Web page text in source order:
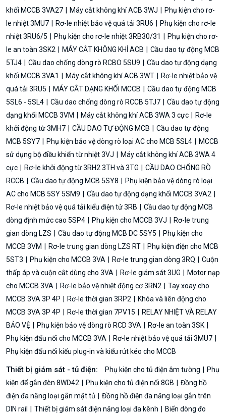
khối MCCB 3VA27
Máy cắt không khí ACB 3WJ
Phụ kiện cho rơ-
le nhiệt 3MU7
Rơ-le nhiệt bảo vệ quá tải 3RU6
Phụ kiện cho rơ-le
nhiệt 3RU6/5
Phụ kiện cho rơ-le nhiệt 3RB30/31
Phụ kiện cho rơ-
le an toàn 3SK2
MÁY CẮT KHÔNG KHÍ ACB
Cầu dao tự động MCB
5TJ4
Cầu dao chống dòng rò RCBO 5SU9
Cầu dao tự động dạng
khối MCCB 3VA1
Máy cắt không khí ACB 3WT
Rơ-le nhiệt bảo vệ
quá tải 3RU5
MÁY CẮT DẠNG KHỐI MCCB
Cầu dao tự động MCB
5SL6 - 5SL4
Cầu dao chống dòng rò RCCB 5TJ7
Cầu dao tự động
dạng khối MCCB 3VM
Máy cắt không khí ACB 3WA 3 cực
Rơ-le
khởi động từ 3MH7
CẦU DAO TỰ ĐỘNG MCB
Cầu dao tự động
MCB 5SY7
Phụ kiện bảo vệ dòng rò loại AC cho MCB 5SL4
MCCB
sử dụng bộ điều khiển từ nhiệt 3VJ
Máy cắt không khí ACB 3WA 4
cực
Rơ-le khởi động từ 3RH2 3TH và 3TG
CẦU DAO CHỐNG RÒ
RCCB
Cầu dao tự động MCB 5SY8
Phụ kiện bảo vệ dòng rò loại
AC cho MCB 5SY 5SM9
Cầu dao tự động dạng khối MCCB 3VA2
Rơ-le nhiệt bảo vệ quá tải kiểu điện tử 3RB
Cầu dao tự động MCB
dòng định mức cao 5SP4
Phụ kiện cho MCCB 3VJ
Rơ-le trung
gian dòng LZS
Cầu dao tự động MCB DC 5SY5
Phụ kiện cho
MCCB 3VM
Rơ-le trung gian dòng LZS RT
Phụ kiện điện cho MCB
5ST3
Phụ kiện cho MCCB 3VA Rơ-le trung gian dòng 3RQ
Cuộn
thấp áp và cuộn cắt dùng cho 3VA
Rơ-le giám sát 3UG
Motor nạp
cho MCCB 3VA
Rơ-le bảo vệ nhiệt động cơ 3RN2
Tay xoay cho
MCCB 3VA 3P 4P
Rơ-le thời gian 3RP2
Khóa và liên động cho
MCCB 3VA 3P 4P
Rơ-le thời gian 7PV15
RELAY NHIỆT VÀ RELAY
BẢO VỆ
Phụ kiện bảo vệ dòng rò RCD 3VA
Rơ-le an toàn 3SK
Phụ kiện đấu nối cho MCCB 3VA
Rơ-le nhiệt bảo vệ quá tải 3MU7
Phụ kiện đấu nối kiểu plug-in và kiểu rút kéo cho MCCB
Thiết bị giám sát - tủ điện: Phụ kiện cho tủ điện âm tường
Phụ
kiện để gắn đèn 8WD42
Phụ kiện cho tủ điện nổi 8GB
Đồng hồ
điện đa năng loại gắn mặt tủ
Đồng hồ điện đa năng loại gắn trên
DIN rail
Thiết bị giám sát điện năng loại đa kênh Biến dòng đo